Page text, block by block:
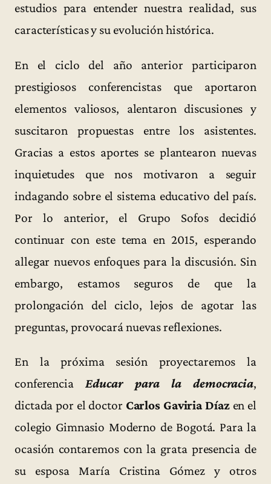
estudios para entender nuestra realidad, sus
características y su evolución histórica.
En el ciclo del año anterior participaron
prestigiosos conferencistas que aportaron
elementos valiosos, alentaron discusiones y
suscitaron propuestas entre los asistentes.
Gracias a estos aportes se plantearon nuevas
inquietudes que nos motivaron a seguir
indagando sobre el sistema educativo del país.
Por lo anterior, el Grupo Sofos decidió
continuar con este tema en 2015, esperando
allegar nuevos enfoques para la discusión. Sin
embargo, estamos seguros de que la
prolongación del ciclo, lejos de agotar las
preguntas, provocará nuevas reflexiones.
En la próxima sesión proyectaremos la
conferenciaEducar para la democracia,
dictada por el doctor Carlos Gaviria Díazen el
colegio Gimnasio Moderno de Bogotá. Para la
ocasión contaremos con la grata presencia de
su esposa María Cristina Gómez y otros